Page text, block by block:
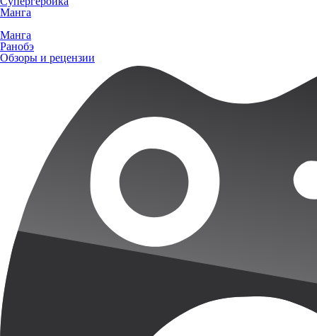
Манга
Манга
Ранобэ
Обзоры и рецензии